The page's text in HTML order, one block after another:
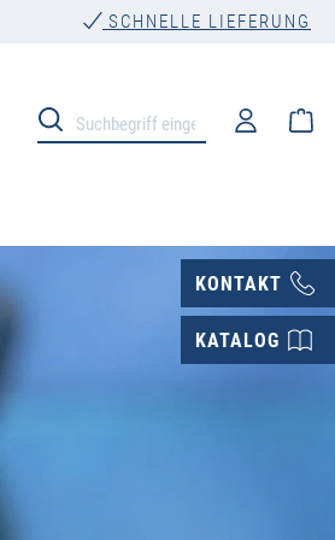
SCHNELLE LIEFERUNG
KONTAKT
KATALOG